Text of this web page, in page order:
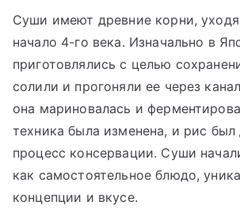
Суши имеют древние корни,
начало 4-го века. Изначально в
приготовлялись с целью
солили и прогоняли ее через
она мариновалась и
техника была изменена, и рис был
процесс консервации. Суши
как самостоятельное блюдо,
концепции и вкусе.